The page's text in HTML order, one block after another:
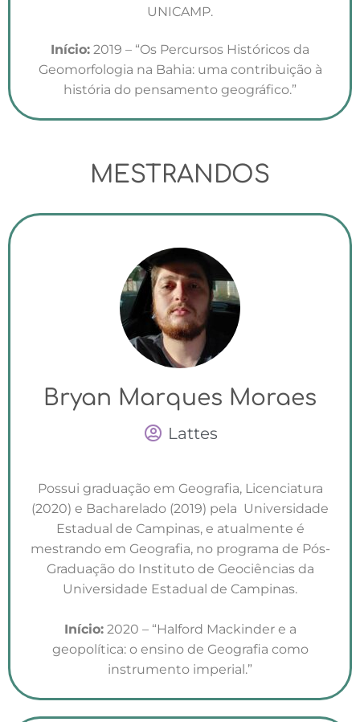
UNICAMP.
Início: 2019 – “Os Percursos Históricos da
Geomorfologia na Bahia: uma contribuição à
história do pensamento geográfico.”
MESTRANDOS
Bryan Marques Moraes
Lattes
Possui graduação em Geografia, Licenciatura
(2020) e Bacharelado (2019) pela Universidade
Estadual de Campinas, e atualmente é
mestrando em Geografia, no programa de Pós-
Graduação do Instituto de Geociências da
Universidade Estadual de Campinas.
Início:2020 – “Halford Mackinder e a
geopolítica: o ensino de Geografia como
instrumento imperial.”